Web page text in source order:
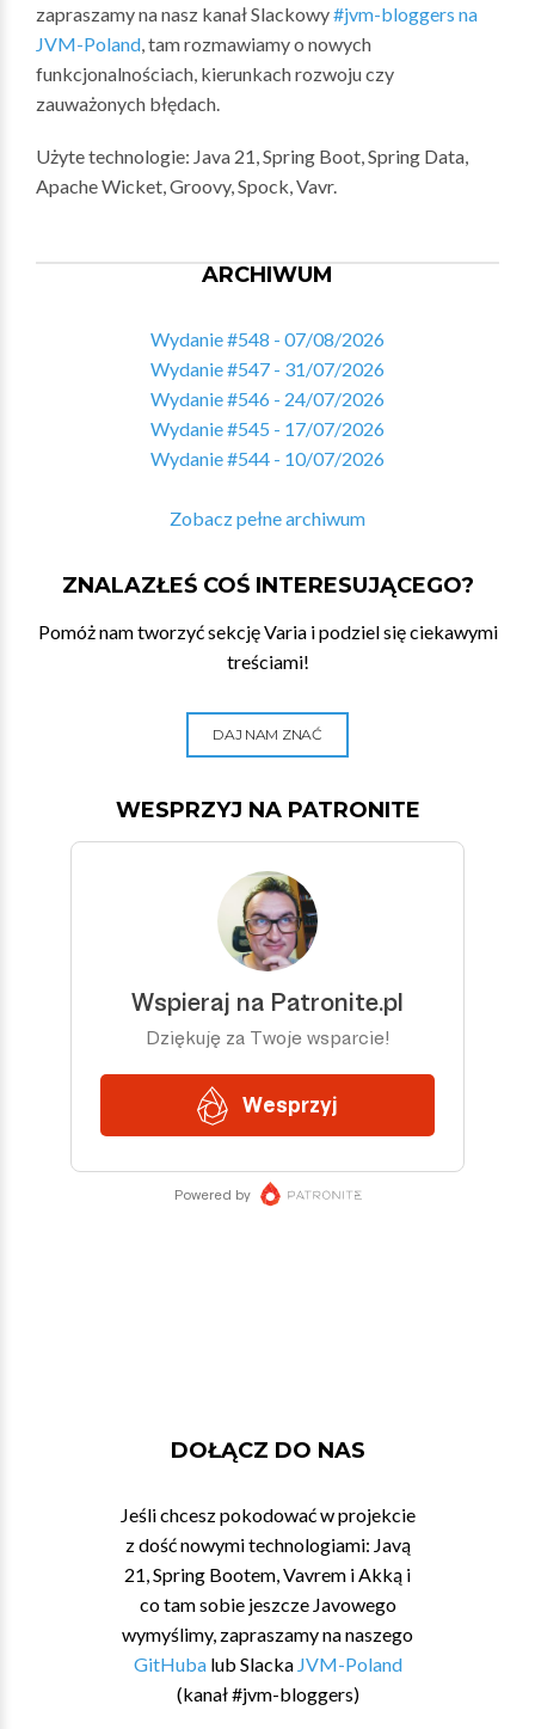
zapraszamy na nasz kanał Slackowy#jvm-bloggers na
JVM-Poland, tam rozmawiamy o nowych
funkcjonalnościach, kierunkach rozwoju czy
zauważonych błędach.
Użyte technologie: Java 21, Spring Boot, Spring Data,
Apache Wicket, Groovy, Spock, Vavr.
ARCHIWUM
Wydanie #548 - 07/08/2026
Wydanie #547 - 31/07/2026
Wydanie #546 - 24/07/2026
Wydanie #545 - 17/07/2026
Wydanie #544 - 10/07/2026
Zobacz pełne archiwum
ZNALAZŁEŚ COŚ INTERESUJĄCEGO?
Pomóż nam tworzyć sekcję Varia i podziel się ciekawymi
treściami!
DAJ NAM ZNAĆ
WESPRZYJ NA PATRONITE
DOŁĄCZ DO NAS
Jeśli chcesz pokodować w projekcie
z dość nowymi technologiami: Javą
21, Spring Bootem, Vavrem i Akką i
co tam sobie jeszcze Javowego
wymyślimy, zapraszamy na naszego
GitHubalub Slacka JVM-Poland
(kanał #jvm-bloggers)